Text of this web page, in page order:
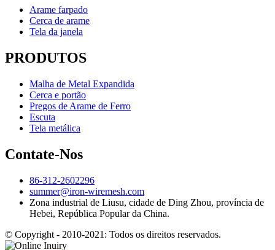
Arame farpado
Cerca de arame
Tela da janela
PRODUTOS
Malha de Metal Expandida
Cerca e portão
Pregos de Arame de Ferro
Escuta
Tela metálica
Contate-Nos
86-312-2602296
summer@iron-wiremesh.com
Zona industrial de Liusu, cidade de Ding Zhou, província de
Hebei, República Popular da China.
© Copyright - 2010-2021: Todos os direitos reservados.